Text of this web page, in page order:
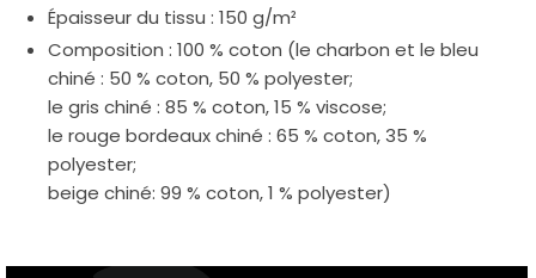
Épaisseur du tissu : 150 g/m²
Composition : 100 % coton (le charbon et le bleu
chiné : 50 % coton, 50 % polyester;
le gris chiné : 85 % coton, 15 % viscose;
le rouge bordeaux chiné : 65 % coton, 35 %
polyester;
beige chiné: 99 % coton, 1 % polyester)